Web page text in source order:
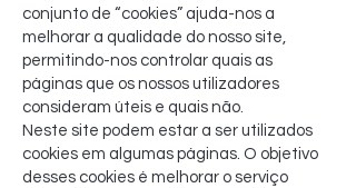
conjunto de “cookies” ajuda-nos a
melhorar a qualidade do nosso site,
permitindo-nos controlar quais as
páginas que os nossos utilizadores
consideram úteis e quais não.
Neste site podem estar a ser utilizados
cookies em algumas páginas. O objetivo
desses cookies é melhorar o serviço